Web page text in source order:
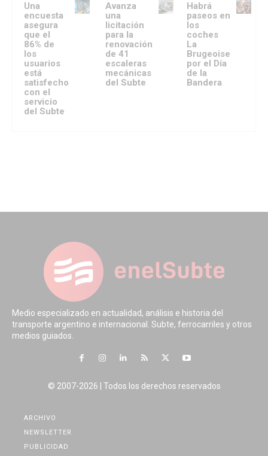
Una
encuesta
asegura
que el
86% de
los
usuarios
está
satisfecho
con el
servicio
del Subte
Avanza
una
licitación
para la
renovación
de 41
escaleras
mecánicas
del Subte
Habrá
paseos en
los
coches
La
Brugeoise
por el Día
de la
Bandera
Medio especializado en actualidad, análisis e historia del
transporte argentino e internacional. Subte, ferrocarriles y otros
medios guiados.
© 2007-2026 | Todos los derechos reservados
ARCHIVO
NEWSLETTER
PUBLICIDAD